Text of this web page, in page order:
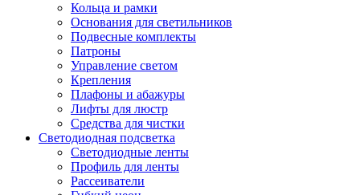
Кольца и рамки
Основания для светильников
Подвесные комплекты
Патроны
Управление светом
Крепления
Плафоны и абажуры
Лифты для люстр
Средства для чистки
Светодиодная подсветка
Светодиодные ленты
Профиль для ленты
Рассеиватели